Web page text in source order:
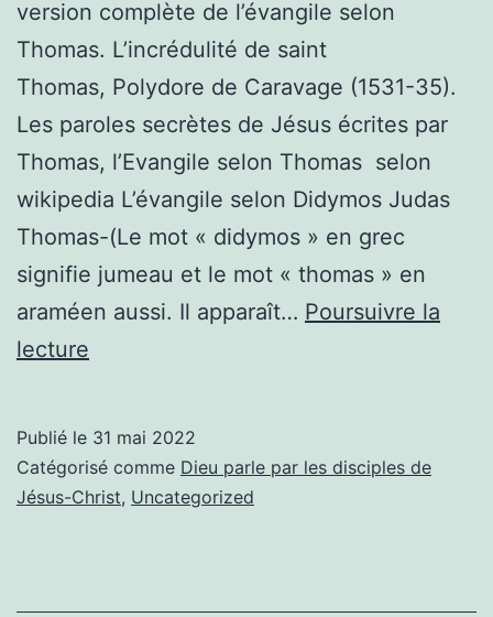
version complète de l’évangile selon
Thomas. L’incrédulité de saint
Thomas, Polydore de Caravage (1531-35).
Les paroles secrètes de Jésus écrites par
Thomas, l’Evangile selon Thomas selon
wikipedia L’évangile selon Didymos Judas
Thomas-(Le mot « didymos » en grec
signifie jumeau et le mot « thomas » en
araméen aussi. Il apparaît… Poursuivre la
lecture
Publié le 31 mai 2022
Catégorisé comme Dieu parle par les disciples de
Jésus-Christ, Uncategorized